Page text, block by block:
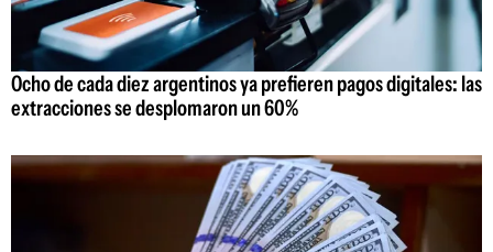
Ocho de cada diez argentinos ya prefieren pagos digitales: las
extracciones se desplomaron un 60%